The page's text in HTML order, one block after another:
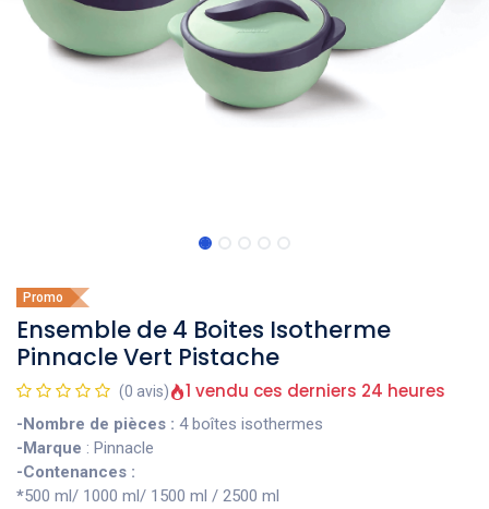
Promo
Ensemble de 4 Boites Isotherme
Pinnacle Vert Pistache
(0 avis) 1 vendu ces derniers 24 heures
-Nombre de pièces : 4 boîtes isothermes
-Marque : Pinnacle
-Contenances :
*500 ml/ 1000 ml/ 1500 ml / 2500 ml